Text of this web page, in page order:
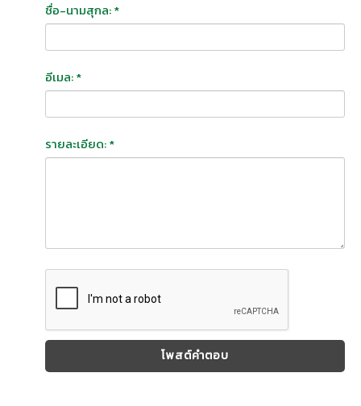
ชื่อ-นามสุกล: *
อีเมล: *
รายละเอียด: *
โพสต์คำตอบ